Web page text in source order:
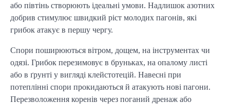
або півтінь створюють ідеальні умови. Надлишок азотних
добрив стимулює швидкий ріст молодих пагонів, які
грибок атакує в першу чергу.
Спори поширюються вітром, дощем, на інструментах чи
одязі. Грибок перезимовує в бруньках, на опалому листі
або в ґрунті у вигляді клейстотецій. Навесні при
потеплінні спори прокидаються й атакують нові пагони.
Перезволоження коренів через поганий дренаж або